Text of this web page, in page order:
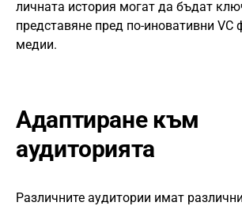
личната история могат да бъдат
представяне пред по-иновативни VC
медии.
Адаптиране към
аудиторията
Различните аудитории имат